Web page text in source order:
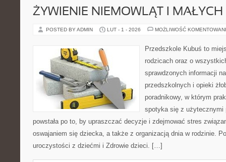
ŻYWIENIE NIEMOWLĄT I MAŁYCH
POSTED BY ADMIN LUT - 1 - 2026 MOŻLIWOŚĆ
Przedszkole Kubuś to
rodzicach oraz o
sprawdzonych informacji
przedszkolnych i opieki
poradnikowy, w którym
spotyka się z użytecznymi
powstała po to, by upraszczać decyzje i zdejmować stres
oswajaniem się dziecka, a także z organizacją dnia w rodzinie.
uroczystości z dziećmi i Zdrowie dzieci. […]